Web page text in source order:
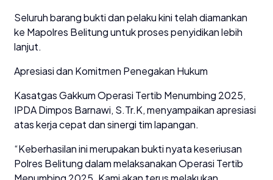
Seluruh barang bukti dan pelaku kini telah diamankan
ke Mapolres Belitung untuk proses penyidikan lebih
lanjut.
Apresiasi dan Komitmen Penegakan Hukum
Kasatgas Gakkum Operasi Tertib Menumbing 2025,
IPDA Dimpos Barnawi, S.Tr.K, menyampaikan apresiasi
atas kerja cepat dan sinergi tim lapangan.
“Keberhasilan ini merupakan bukti nyata keseriusan
Polres Belitung dalam melaksanakan Operasi Tertib